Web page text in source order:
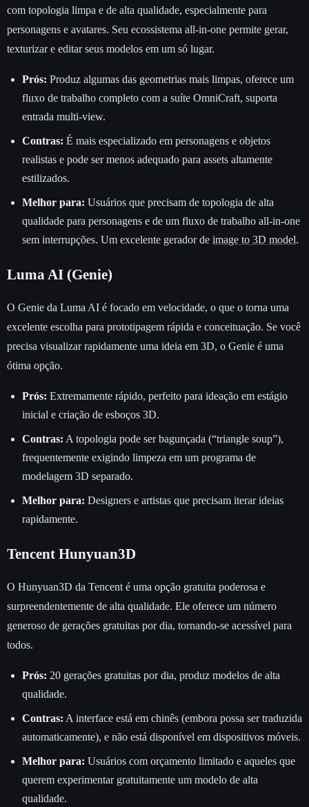
com topologia limpa e de alta qualidade, especialmente para
personagens e avatares. Seu ecossistema all-in-one permite gerar,
texturizar e editar seus modelos em um só lugar.
Prós: Produz algumas das geometrias mais limpas, oferece um
fluxo de trabalho completo com a suíte OmniCraft, suporta
entrada multi-view.
Contras: É mais especializado em personagens e objetos
realistas e pode ser menos adequado para assets altamente
estilizados.
Melhor para: Usuários que precisam de topologia de alta
qualidade para personagens e de um fluxo de trabalho all-in-one
sem interrupções. Um excelente gerador de image to 3D model.
Luma AI (Genie)
O Genie da Luma AI é focado em velocidade, o que o torna uma
excelente escolha para prototipagem rápida e conceituação. Se você
precisa visualizar rapidamente uma ideia em 3D, o Genie é uma
ótima opção.
Prós: Extremamente rápido, perfeito para ideação em estágio
inicial e criação de esboços 3D.
Contras: A topologia pode ser bagunçada (“triangle soup”),
frequentemente exigindo limpeza em um programa de
modelagem 3D separado.
Melhor para: Designers e artistas que precisam iterar ideias
rapidamente.
Tencent Hunyuan3D
O Hunyuan3D da Tencent é uma opção gratuita poderosa e
surpreendentemente de alta qualidade. Ele oferece um número
generoso de gerações gratuitas por dia, tornando-se acessível para
todos.
Prós: 20 gerações gratuitas por dia, produz modelos de alta
qualidade.
Contras: A interface está em chinês (embora possa ser traduzida
automaticamente), e não está disponível em dispositivos móveis.
Melhor para: Usuários com orçamento limitado e aqueles que
querem experimentar gratuitamente um modelo de alta
qualidade.